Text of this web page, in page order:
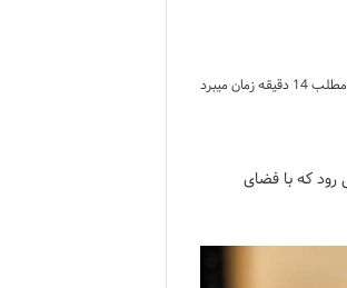
زمان میبرد
رود که با فضای